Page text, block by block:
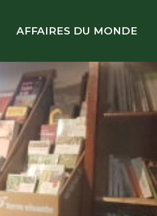
AFFAIRES DU MONDE